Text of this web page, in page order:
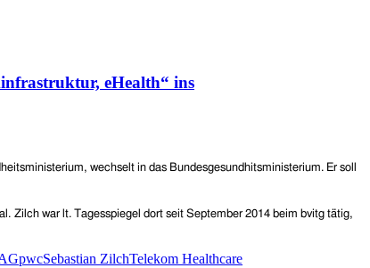
eHealth“ ins
wechselt in das Bundesgesundhitsministerium. Er soll
Zilch war lt. Tagesspiegel dort seit September 2014 beim bvitg tätig,
pwcSebastian ZilchTelekom Healthcare